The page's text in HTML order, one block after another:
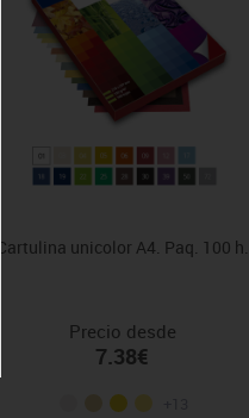
Cartulina unicolor A4. Paq. 100 h.
Precio desde
7.38€